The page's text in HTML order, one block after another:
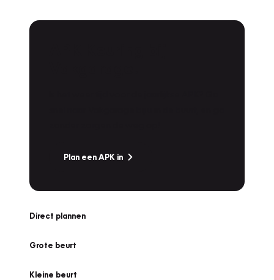
Plan een APK in
Direct plannen
Grote beurt
Kleine beurt